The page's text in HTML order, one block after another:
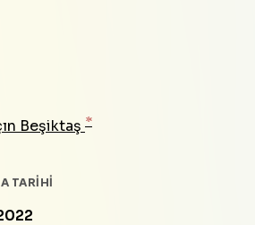
Beşiktaş *
TARIHI